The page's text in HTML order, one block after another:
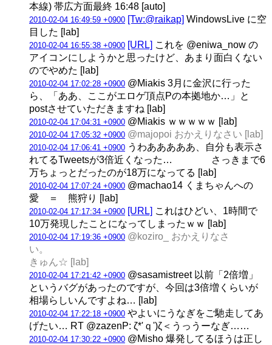
本線) 帯広方面最終 16:48 [auto]
2010-02-04 16:49:59 +0900 [Tw:@raikap] WindowsLive に空
目した [lab]
2010-02-04 16:55:38 +0900 [URL] これを @eniwa_now の
アイコンにしようかと思ったけど、あまり面白くない
のでやめた [lab]
2010-02-04 17:02:28 +0900 @Miakis 3月に金沢に行った
ら、「ああ、ここがエロゲ頂点Pの本拠地か…」と
postさせていただきますね [lab]
2010-02-04 17:04:31 +0900 @Miakis ｗｗｗｗｗ [lab]
2010-02-04 17:05:32 +0900 @majopoi おかえりなさい [lab]
2010-02-04 17:06:41 +0900 うわあああああ、自分も表示さ
れてるTweetsが3倍近くなった… さっきまで6
万ちょっとだったのが18万になってる [lab]
2010-02-04 17:07:24 +0900 @machao14 くまちゃんへの
愛 ＝ 熊狩り [lab]
2010-02-04 17:17:34 +0900 [URL] これはひどい、1時間で
10万発現したことになってしまったｗｗ [lab]
2010-02-04 17:19:36 +0900 @koziro_ おかえりなさ
い
きゅん☆ [lab]
2010-02-04 17:21:42 +0900 @sasamistreet 以前「2倍増」
というバグがあったのですが、今回は3倍増くらいが
相場らしいんですよね… [lab]
2010-02-04 17:22:18 +0900 やよいにうなぎをご馳走してあ
げたい… RT @zazenP: ζ*'ｑ')ζ＜うっうーなぎ……
2010-02-04 17:30:22 +0900 @Misho 爆発してるほうは正し